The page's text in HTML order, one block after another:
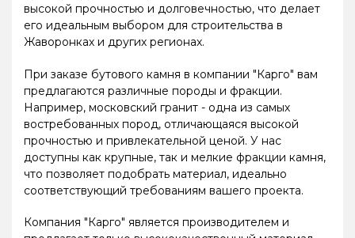
высокой прочностью и долговечностью, что делает
его идеальным выбором для строительства в
Жаворонках и других регионах.
При заказе бутового камня в компании "Карго" вам
предлагаются различные породы и фракции.
Например, московский гранит - одна из самых
востребованных пород, отличающаяся высокой
прочностью и привлекательной ценой. У нас
доступны как крупные, так и мелкие фракции камня,
что позволяет подобрать материал, идеально
соответствующий требованиям вашего проекта.
Компания "Карго" является производителем и